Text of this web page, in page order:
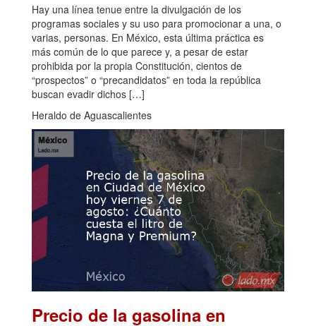
Hay una línea tenue entre la divulgación de los
programas sociales y su uso para promocionar a una, o
varias, personas. En México, esta última práctica es
más común de lo que parece y, a pesar de estar
prohibida por la propia Constitución, cientos de
“prospectos” o “precandidatos” en toda la república
buscan evadir dichos […]
Heraldo de Aguascalientes
Precio de la gasolina en